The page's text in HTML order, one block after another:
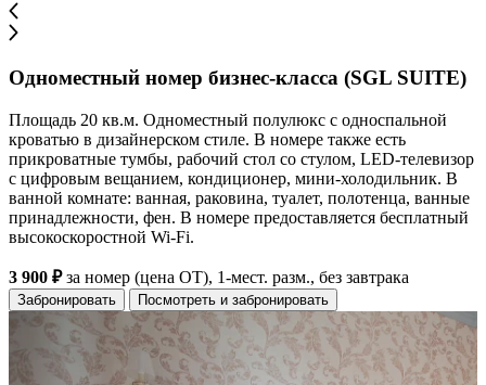
Одноместный номер бизнес-класса (SGL SUITE)
Площадь 20 кв.м. Одноместный полулюкс с односпальной
кроватью в дизайнерском стиле. В номере также есть
прикроватные тумбы, рабочий стол со стулом, LED-телевизор
с цифровым вещанием, кондиционер, мини-холодильник. В
ванной комнате: ванная, раковина, туалет, полотенца, ванные
принадлежности, фен. В номере предоставляется бесплатный
высокоскоростной Wi-Fi.
3 900 ₽за номер (цена ОТ), 1-мест. разм., без завтрака
Забронировать Посмотреть и забронировать